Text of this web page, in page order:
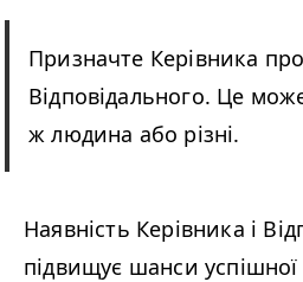
Призначте Керівника
Відповідального. Це
ж людина або різні.
Наявність Керівника і
підвищує шанси успішної